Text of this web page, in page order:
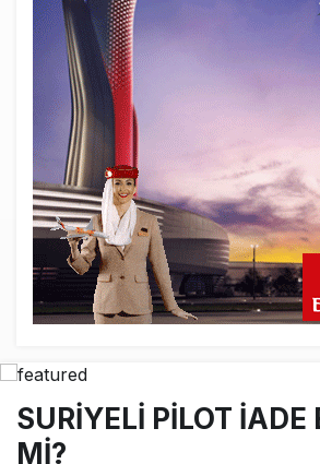
AJet Uçuşlarıyla Rus
Türkiye Rotası
9 saat önce
Airbus Temmuz
204 yeni sipariş
9 saat önce
İstanbul uçağına polis
yolcu indirildi
10 saat önce
SURİYELİ PİLOT İADE
Mİ?